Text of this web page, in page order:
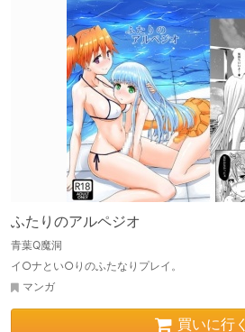
ふたりのアルペジオ
青葉Q魔洞
イ○ナとい○りのふたなりプレイ。
マンガ
買いに行く